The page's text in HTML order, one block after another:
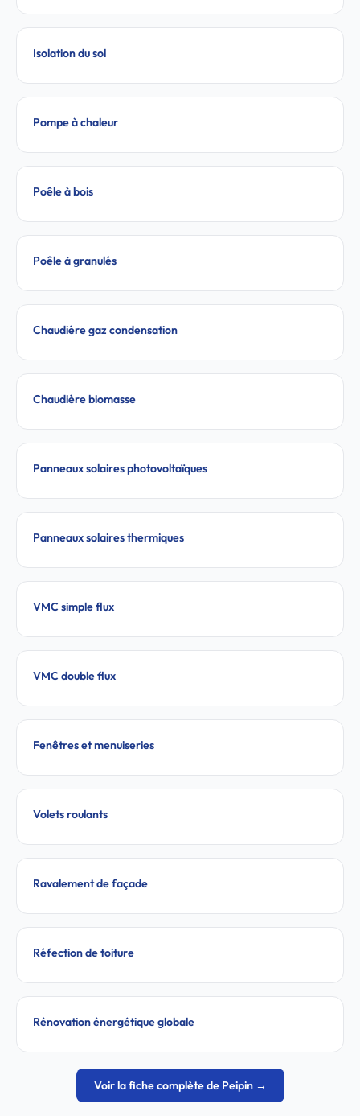
Isolation du sol
Pompe à chaleur
Poêle à bois
Poêle à granulés
Chaudière gaz condensation
Chaudière biomasse
Panneaux solaires photovoltaïques
Panneaux solaires thermiques
VMC simple flux
VMC double flux
Fenêtres et menuiseries
Volets roulants
Ravalement de façade
Réfection de toiture
Rénovation énergétique globale
Voir la fiche complète de Peipin →